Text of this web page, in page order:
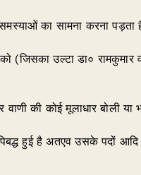
का सामना करना
(जिसका उल्टा डा० रामकुमार
की कोई मूलाधार बोली या
हुई है अतएव उसके पदों